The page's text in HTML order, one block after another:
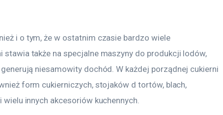
i o tym, że w ostatnim czasie bardzo wiele
stawia także na specjalne maszyny do produkcji lodów,
niesamowity dochód. W każdej porządnej cukierni
form cukierniczych, stojaków d tortów, blach,
innych akcesoriów kuchennych.